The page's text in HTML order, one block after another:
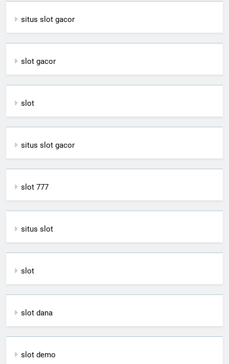
situs slot gacor
slot gacor
slot
situs slot gacor
slot 777
situs slot
slot
slot dana
slot demo